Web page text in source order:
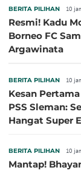
BERITA PILIHAN 10
Resmi! Kadu
Borneo FC
Argawinata
BERITA PILIHAN 10
Kesan
PSS Sleman:
Hangat Super
BERITA PILIHAN 10
Mantap!